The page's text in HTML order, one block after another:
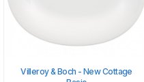
Villeroy & Boch - New Cottage